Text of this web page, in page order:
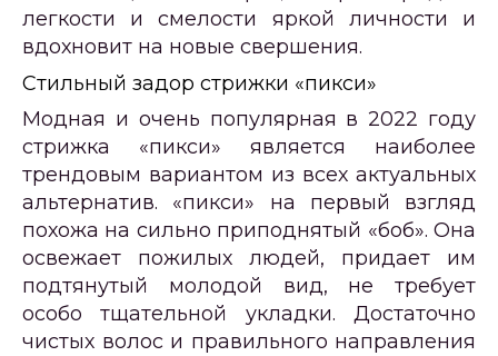
легкости и смелости яркой личности и
вдохновит на новые свершения.
Стильный задор стрижки «пикси»
Модная и очень популярная в 2022 году
стрижка «пикси» является наиболее
трендовым вариантом из всех актуальных
альтернатив. «пикси» на первый взгляд
похожа на сильно приподнятый «боб». Она
освежает пожилых людей, придает им
подтянутый молодой вид, не требует
особо тщательной укладки. Достаточно
чистых волос и правильного направления